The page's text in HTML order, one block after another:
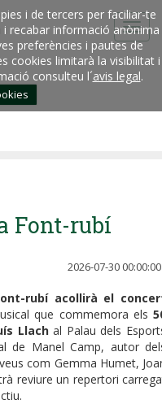
i de tercers per faciliar-te
recabar informació anònima
preferències i pautes de
cookies limitarà la visibilitat i
consulteu l´avis legal.
Font-rubí
2026-07-30 00:00:00
rubí acollirà el
que commemora els
Llachal Palau dels
de Manel Camp, autor
com Gemma Humet,
reviure un repertori